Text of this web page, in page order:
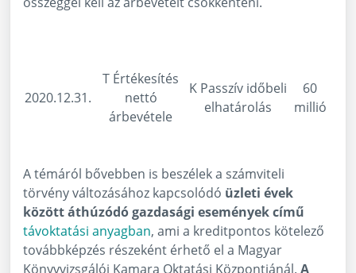
2020.12.31.
T Értékesítés
nettó
árbevétele
K Passzív időbeli
elhatárolás
60
millió
A témáról bővebben is beszélek a számviteli
törvény változásához kapcsolódó üzleti évek
között áthúzódó gazdasági események című
távoktatási anyagban, ami a kreditpontos kötelező
továbbképzés részeként érhető el a Magyar
Könyvvizsgálói Kamara Oktatási Központjánál. A